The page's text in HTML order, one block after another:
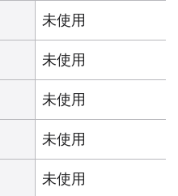
未使用
未使用
未使用
未使用
未使用